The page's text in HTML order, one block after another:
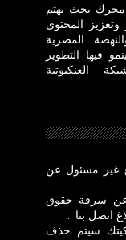
بحث يهتم
المحتوى
المصرية
فيها التطوير
العنكبوتية
غير مسئول عن
عن سرقة حقوق
اتصل بنا ..
سيتم حذف